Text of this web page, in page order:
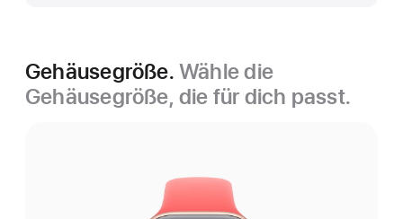
Gehäusegröße.Wähle die
Gehäusegröße, die für dich passt.